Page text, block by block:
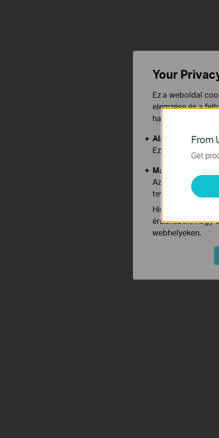
From
Get
Your
Ez a weboldal
elemzése és a
használata ellen
Alap Cookie-k
Ezek a cookie -k
Marketing és
Az elemző cookie
tevékenységeit,
Hirdetési
érdekében, hogy
webhelyeken.